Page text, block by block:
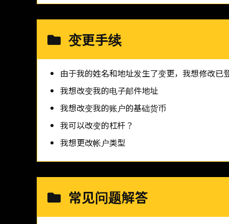
变更手续
由于我的姓名和地址发生了变更，我想修改已
我想改变我的电子邮件地址
我想改变我的账户的基础货币
我可以改变的杠杆？
我想更改帐户类型
常见问题解答